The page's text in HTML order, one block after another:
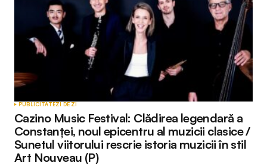
PUBLICITATEZI DE ZI
Cazino Music Festival: Clădirea legendară a
Constanței, noul epicentru al muzicii clasice /
Sunetul viitorului rescrie istoria muzicii în stil
Art Nouveau (P)